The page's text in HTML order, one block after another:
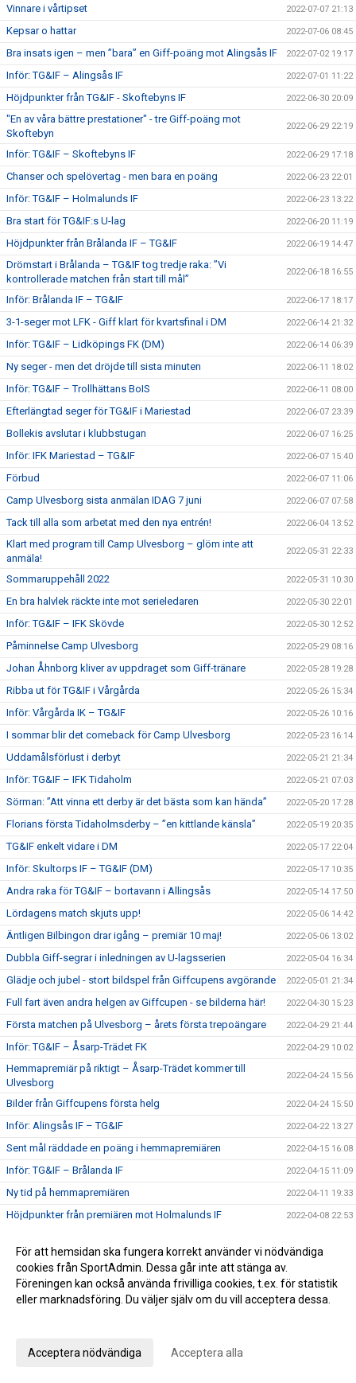
Vinnare i vårtipset 2022-07-07 21:13
Kepsar o hattar 2022-07-06 08:45
Bra insats igen – men ”bara” en Giff-poäng mot Alingsås IF 2022-07-02 19:17
Inför: TG&IF – Alingsås IF 2022-07-01 11:22
Höjdpunkter från TG&IF - Skoftebyns IF 2022-06-30 20:09
"En av våra bättre prestationer" - tre Giff-poäng mot
Skoftebyn
2022-06-29 22:19
Inför: TG&IF – Skoftebyns IF 2022-06-29 17:18
Chanser och spelövertag - men bara en poäng 2022-06-23 22:01
Inför: TG&IF – Holmalunds IF 2022-06-23 13:22
Bra start för TG&IF:s U-lag 2022-06-20 11:19
Höjdpunkter från Brålanda IF – TG&IF 2022-06-19 14:47
Drömstart i Brålanda – TG&IF tog tredje raka: ”Vi
kontrollerade matchen från start till mål”
2022-06-18 16:55
Inför: Brålanda IF – TG&IF 2022-06-17 18:17
3-1-seger mot LFK - Giff klart för kvartsfinal i DM 2022-06-14 21:32
Inför: TG&IF – Lidköpings FK (DM) 2022-06-14 06:39
Ny seger - men det dröjde till sista minuten 2022-06-11 18:02
Inför: TG&IF – Trollhättans BoIS 2022-06-11 08:00
Efterlängtad seger för TG&IF i Mariestad 2022-06-07 23:39
Bollekis avslutar i klubbstugan 2022-06-07 16:25
Inför: IFK Mariestad – TG&IF 2022-06-07 15:40
Förbud 2022-06-07 11:06
Camp Ulvesborg sista anmälan IDAG 7 juni 2022-06-07 07:58
Tack till alla som arbetat med den nya entrén! 2022-06-04 13:52
Klart med program till Camp Ulvesborg – glöm inte att
anmäla!
2022-05-31 22:33
Sommaruppehåll 2022 2022-05-31 10:30
En bra halvlek räckte inte mot serieledaren 2022-05-30 22:01
Inför: TG&IF – IFK Skövde 2022-05-30 12:52
Påminnelse Camp Ulvesborg 2022-05-29 08:16
Johan Åhnborg kliver av uppdraget som Giff-tränare 2022-05-28 19:28
Ribba ut för TG&IF i Vårgårda 2022-05-26 15:34
Inför: Vårgårda IK – TG&IF 2022-05-26 10:16
I sommar blir det comeback för Camp Ulvesborg 2022-05-23 16:14
Uddamålsförlust i derbyt 2022-05-21 21:34
Inför: TG&IF – IFK Tidaholm 2022-05-21 07:03
Sörman: ”Att vinna ett derby är det bästa som kan hända” 2022-05-20 17:28
Florians första Tidaholmsderby – ”en kittlande känsla” 2022-05-19 20:35
TG&IF enkelt vidare i DM 2022-05-17 22:04
Inför: Skultorps IF – TG&IF (DM) 2022-05-17 10:35
Andra raka för TG&IF – bortavann i Allingsås 2022-05-14 17:50
Lördagens match skjuts upp! 2022-05-06 14:42
Äntligen Bilbingon drar igång – premiär 10 maj! 2022-05-06 13:02
Dubbla Giff-segrar i inledningen av U-lagsserien 2022-05-04 16:34
Glädje och jubel - stort bildspel från Giffcupens avgörande 2022-05-01 21:34
Full fart även andra helgen av Giffcupen - se bilderna här! 2022-04-30 15:23
Första matchen på Ulvesborg – årets första trepoängare 2022-04-29 21:44
Inför: TG&IF – Åsarp-Trädet FK 2022-04-29 10:02
Hemmapremiär på riktigt – Åsarp-Trädet kommer till
Ulvesborg
2022-04-24 15:56
Bilder från Giffcupens första helg 2022-04-24 15:50
Inför: Alingsås IF – TG&IF 2022-04-22 13:27
Sent mål räddade en poäng i hemmapremiären 2022-04-15 16:08
Inför: TG&IF – Brålanda IF 2022-04-15 11:09
Ny tid på hemmapremiären 2022-04-11 19:33
Höjdpunkter från premiären mot Holmalunds IF 2022-04-08 22:53
TG&IF flyttar fram första Giffcupen-helgen 2022-04-04 20:34
Än finns chans att köpa Vårtips 2022-04-04 19:08
Välkommen till vår nya hemsida 2022-04-04 10:15
Bra årspremiär av juniorlaget mot Folkabo
För att hemsidan ska fungera korrekt använder vi nödvändiga
cookies från SportAdmin. Dessa går inte att stänga av.
Föreningen kan också använda frivilliga cookies, t.ex. för statistik
eller marknadsföring. Du väljer själv om du vill acceptera dessa.
Acceptera nödvändiga Acceptera alla